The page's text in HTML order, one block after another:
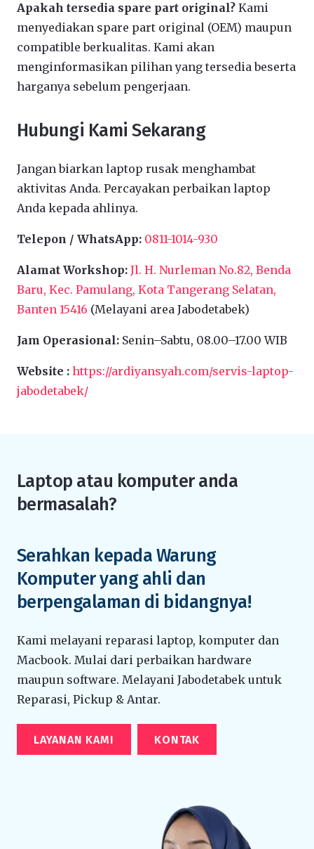
Apakah tersedia spare part original? Kami
menyediakan spare part original (OEM) maupun
compatible berkualitas. Kami akan
menginformasikan pilihan yang tersedia beserta
harganya sebelum pengerjaan.
Hubungi Kami Sekarang
Jangan biarkan laptop rusak menghambat
aktivitas Anda. Percayakan perbaikan laptop
Anda kepada ahlinya.
Telepon / WhatsApp: 0811-1014-930
Alamat Workshop: Jl. H. Nurleman No.82, Benda
Baru, Kec. Pamulang, Kota Tangerang Selatan,
Banten 15416 (Melayani area Jabodetabek)
Jam Operasional: Senin–Sabtu, 08.00–17.00 WIB
Website : https://ardiyansyah.com/servis-laptop-
jabodetabek/
Laptop atau komputer anda
bermasalah?
Serahkan kepada Warung
Komputer yang ahli dan
berpengalaman di bidangnya!
Kami melayani reparasi laptop, komputer dan
Macbook. Mulai dari perbaikan hardware
maupun software. Melayani Jabodetabek untuk
Reparasi, Pickup & Antar.
LAYANAN KAMI KONTAK